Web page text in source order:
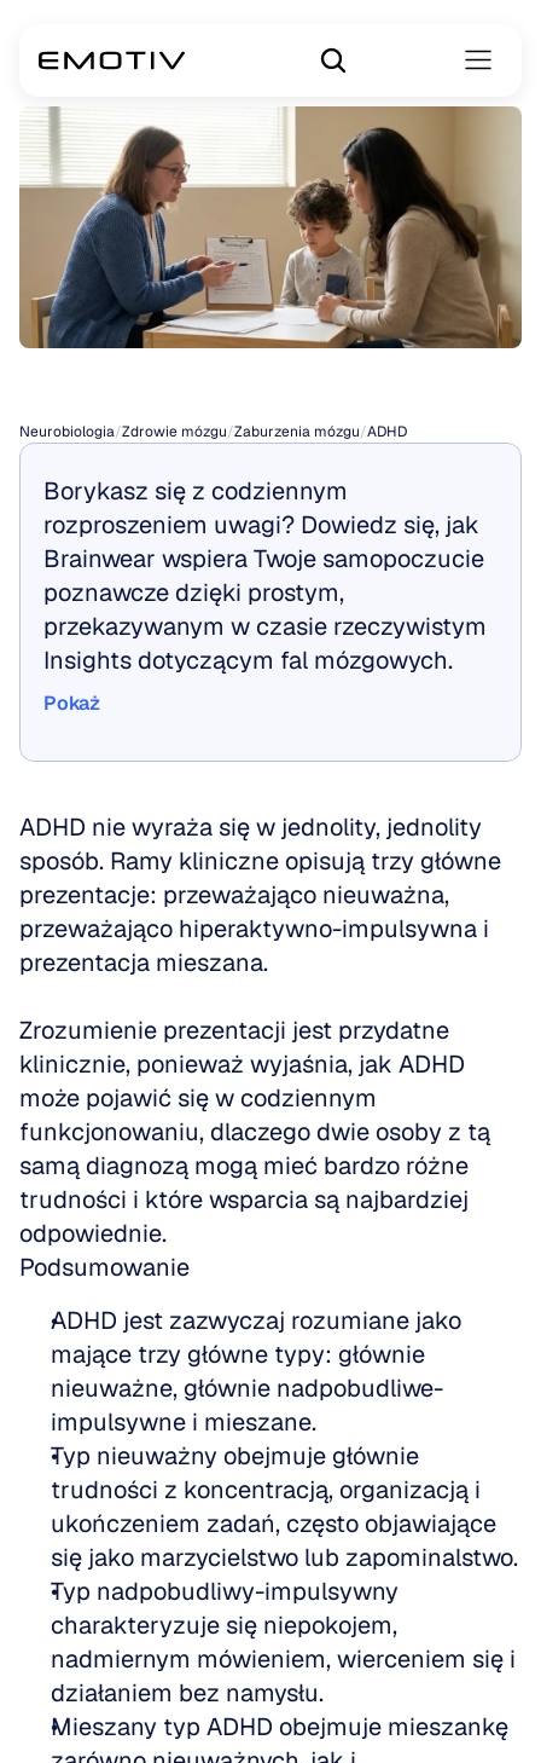
Neurobiologia/Zdrowie mózgu/Zaburzenia mózgu/ADHD
Borykasz się z codziennym
rozproszeniem uwagi? Dowiedz się, jak
Brainwear wspiera Twoje samopoczucie
poznawcze dzięki prostym,
przekazywanym w czasie rzeczywistym
Insights dotyczącym fal mózgowych.
Pokaż
ADHD nie wyraża się w jednolity, jednolity
sposób. Ramy kliniczne opisują trzy główne
prezentacje: przeważająco nieuważna,
przeważająco hiperaktywno-impulsywna i
prezentacja mieszana.
Zrozumienie prezentacji jest przydatne
klinicznie, ponieważ wyjaśnia, jak ADHD
może pojawić się w codziennym
funkcjonowaniu, dlaczego dwie osoby z tą
samą diagnozą mogą mieć bardzo różne
trudności i które wsparcia są najbardziej
odpowiednie.
Podsumowanie
ADHD jest zazwyczaj rozumiane jako
mające trzy główne typy: głównie
nieuważne, głównie nadpobudliwe-
impulsywne i mieszane.
Typ nieuważny obejmuje głównie
trudności z koncentracją, organizacją i
ukończeniem zadań, często objawiające
Typ nadpobudliwy-impulsywny
charakteryzuje się niepokojem,
nadmiernym mówieniem, wierceniem się i
działaniem bez namysłu.
Mieszany typ ADHD obejmuje mieszankę